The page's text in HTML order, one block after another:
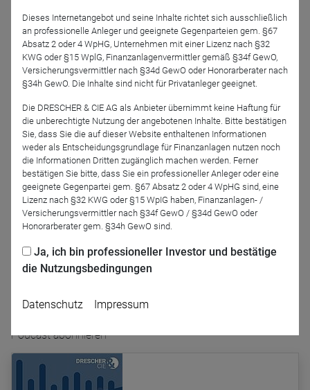
Moderator
Björn Drescher
DRESCHER & CIE AG
Podcast-Folge anhören
Podcast abonnieren
Dieses Internetangebot und seine Inhalte richtet sich ausschließlich
an professionelle Anleger und geeignete Gegenparteien gem. §67
Absatz 2 oder 4 WpHG, Unternehmen mit einer Lizenz nach §32
KWG oder §15 WplG, Finanzanlagenvermittler gemäß §34f GewO,
Versicherungsvermittler nach §34d GewO oder Honorarberater nach
§34h GewO. Die Inhalte sind nicht für Privatanleger geeignet.
Die DRESCHER & CIE AG als Anbieter übernimmt keine Haftung für
die unberechtigte Nutzung der angebotenen Inhalte. Bitte bestätigen
Sie, dass Sie die auf dieser Website enthaltenen Informationen
weder als Entscheidungsgrundlage für Finanzanlagen nutzen noch
die Informationen Dritten zugänglich machen werden. Ferner
bestätigen Sie bitte, dass Sie ein professioneller Anleger oder eine
geeignete Gegenpartei gem. §67 Absatz 2 oder 4 WpHG sind, eine
Lizenz nach §32 KWG oder §15 WpIG haben, Finanzanlagen- /
Versicherungsvermittler nach §34f GewO / §34d GewO oder
Honorarberater gem. §34h GewO sind.
Ja, ich bin professioneller Investor und bestätige
die Nutzungsbedingungen
Datenschutz Impressum